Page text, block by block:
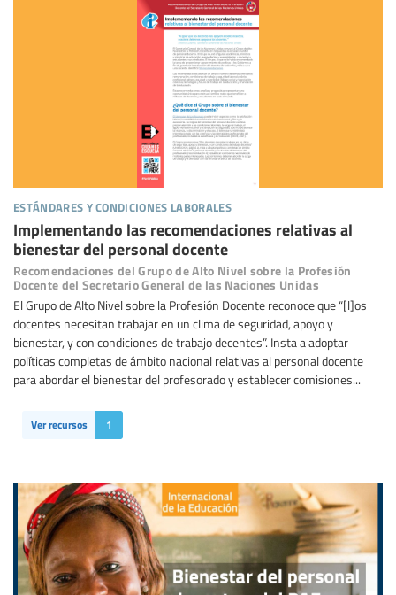
estándares y condiciones laborales
Implementando las recomendaciones relativas al
bienestar del personal docente
Recomendaciones del Grupo de Alto Nivel sobre la Profesión
Docente del Secretario General de las Naciones Unidas
El Grupo de Alto Nivel sobre la Profesión Docente reconoce que “[l]os
docentes necesitan trabajar en un clima de seguridad, apoyo y
bienestar, y con condiciones de trabajo decentes”. Insta a adoptar
políticas completas de ámbito nacional relativas al personal docente
para abordar el bienestar del profesorado y establecer comisiones...
Ver recursos 1